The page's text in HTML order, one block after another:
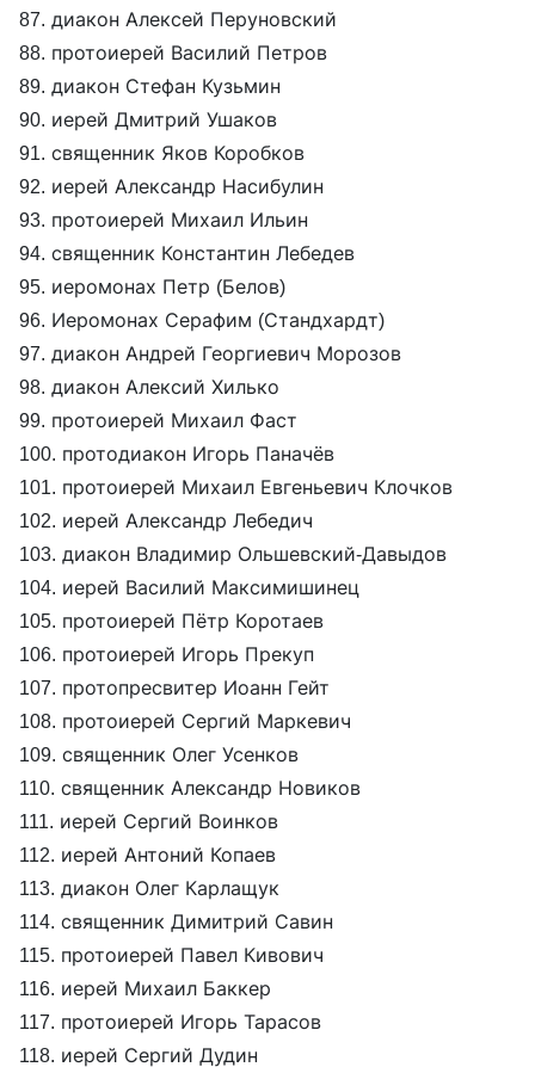
87. диакон Алексей Перуновский
88. протоиерей Василий Петров
89. диакон Стефан Кузьмин
90. иерей Дмитрий Ушаков
91. священник Яков Коробков
92. иерей Александр Насибулин
93. протоиерей Михаил Ильин
94. священник Константин Лебедев
95. иеромонах Петр (Белов)
96. Иеромонах Серафим (Стандхардт)
97. диакон Андрей Георгиевич Морозов
98. диакон Алексий Хилько
99. протоиерей Михаил Фаст
100. протодиакон Игорь Паначёв
101. протоиерей Михаил Евгеньевич Клочков
102. иерей Александр Лебедич
103. диакон Владимир Ольшевский-Давыдов
104. иерей Василий Максимишинец
105. протоиерей Пётр Коротаев
106. протоиерей Игорь Прекуп
107. протопресвитер Иоанн Гейт
108. протоиерей Сергий Маркевич
109. священник Олег Усенков
110. священник Александр Новиков
111. иерей Сергий Воинков
112. иерей Антоний Копаев
113. диакон Олег Карлащук
114. священник Димитрий Савин
115. протоиерей Павел Кивович
116. иерей Михаил Баккер
117. протоиерей Игорь Тарасов
118. иерей Сергий Дудин